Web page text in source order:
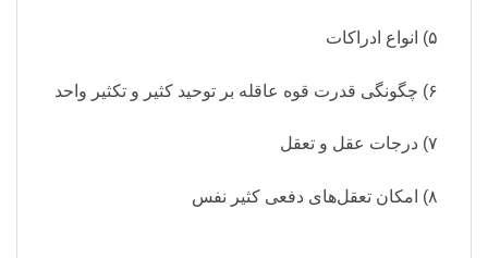
۵) انواع ادراکات
۶) چگونگی قدرت قوه عاقله بر توحید کثیر و تکثیر واحد
۷) درجات عقل و تعقل
۸) امکان تعقل‌های دفعی کثیر نفس